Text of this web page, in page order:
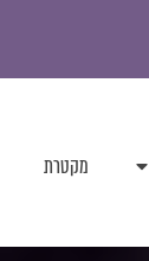
מקטרת